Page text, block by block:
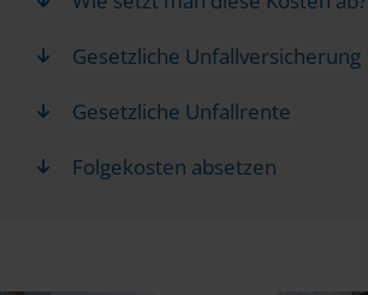
Gesetzliche Unfallversicherung
Gesetzliche Unfallrente
Folgekosten absetzen